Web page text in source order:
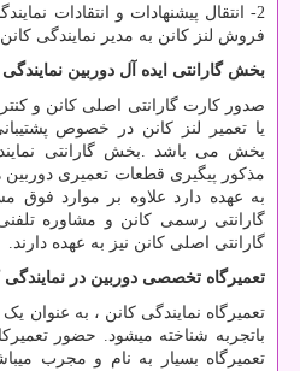
2- انتقال پیشنهادات و انتقادات
فروش لنز کانن به مدیر نمایندگی
بخش گارانتی ایده آل دوربین نمایندگی
صدور کارت گارانتی اصلی کانن و
یا تعمیر لنز کانن در خصوص
بخش می باشد .بخش گارانتی
مذکور پیگیری قطعات تعمیری دوربین
به عهده دارد علاوه بر موارد فوق
گارانتی رسمی کانن و مشاوره
گارانتی اصلی کانن نیز به عهده دارند.
تعمیرگاه تخصصی دوربین در نمایندگی
تعمیرگاه نمایندگی کانن ، به عنوان
باتجربه شناخته میشود. حضور
تعمیرگاه بسیار به نام و مجرب